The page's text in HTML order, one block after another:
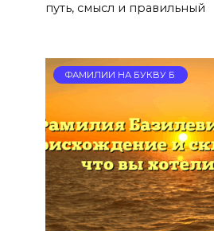
путь, смысл и правильный
ФАМИЛИИ НА БУКВУ Б